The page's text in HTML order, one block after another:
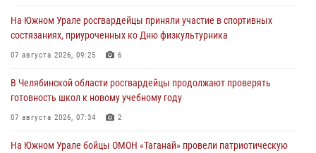
На Южном Урале росгвардейцы приняли участие в спортивных
состязаниях, приуроченных ко Дню физкультурника
07 августа 2026, 09:25 6
В Челябинской области росгвардейцы продолжают проверять
готовность школ к новому учебному году
07 августа 2026, 07:34 2
На Южном Урале бойцы ОМОН «Таганай» провели патриотическую